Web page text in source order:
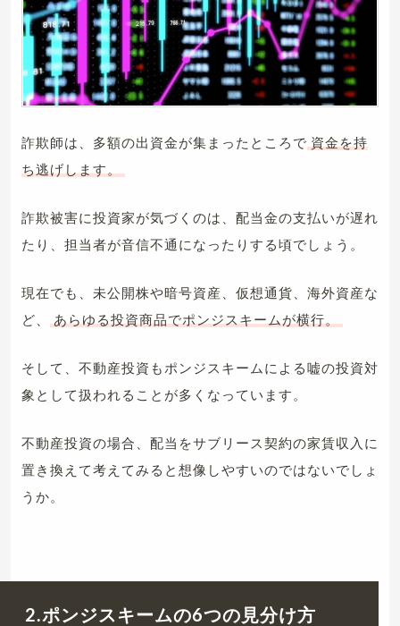
詐欺師は、多額の出資金が集まったところで 資金を持
ち逃げします。
詐欺被害に投資家が気づくのは、配当金の支払いが遅れ
たり、担当者が音信不通になったりする頃でしょう。
現在でも、未公開株や暗号資産、仮想通貨、海外資産な
ど、
あらゆる投資商品でポンジスキームが横行。
そして、不動産投資もポンジスキームによる嘘の投資対
象として扱われることが多くなっています。
不動産投資の場合、配当をサブリース契約の家賃収入に
置き換えて考えてみると想像しやすいのではないでしょ
うか。
2.ポンジスキームの6つの見分け方